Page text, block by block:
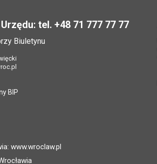
tel. +48 71 777 77 77
Biuletynu
BIP
www.wroclaw.pl